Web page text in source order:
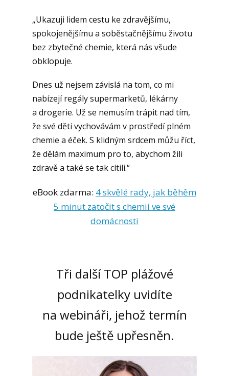
„Ukazuji lidem cestu ke zdravějšímu,
spokojenějšímu a soběstačnějšímu životu
bez zbytečné chemie, která nás všude
obklopuje.
Dnes už nejsem závislá na tom, co mi
nabízejí regály supermarketů, lékárny
a drogerie. Už se nemusím trápit nad tím,
že své děti vychovávám v prostředí plném
chemie a éček. S klidným srdcem můžu říct,
že dělám maximum pro to, abychom žili
zdravě a také se tak cítili.“
eBook zdarma: 4 skvělé rady, jak běhěm
5 minut zatočit s chemií ve své
domácnosti
Tři další TOP plážové
podnikatelky uvidíte
na webináři, jehož termín
bude ještě upřesněn.